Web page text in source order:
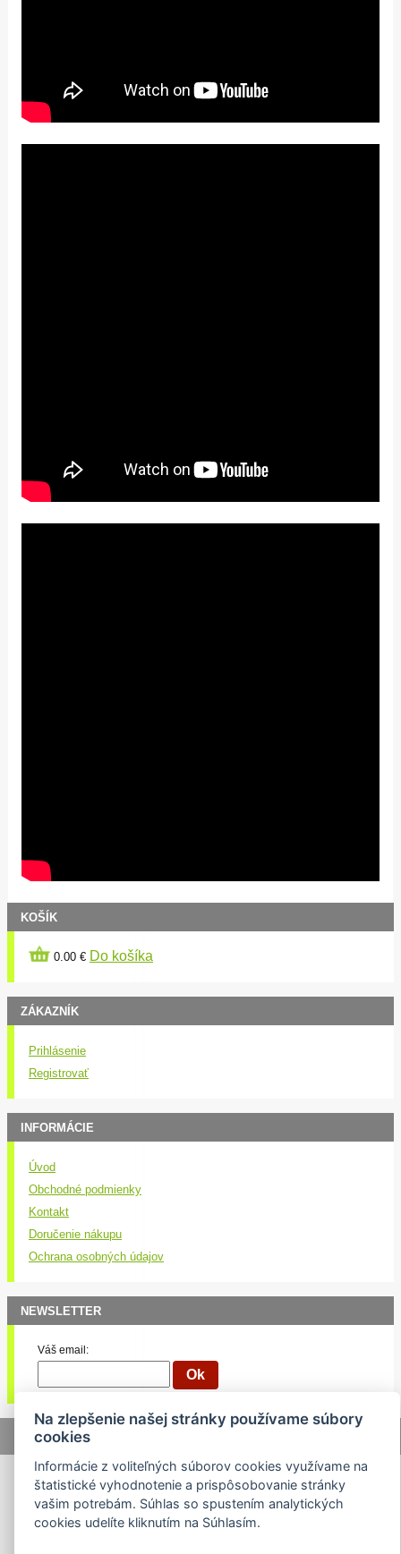
KOŠÍK
0.00 € Do košíka
ZÁKAZNÍK
Prihlásenie
Registrovať
INFORMÁCIE
Úvod
Obchodné podmienky
Kontakt
Doručenie nákupu
Ochrana osobných údajov
NEWSLETTER
Váš email:
© 2026 Lukasport.sk |
Na zlepšenie našej stránky používame súbory
cookies
Informácie z voliteľných súborov cookies využívame na
štatistické vyhodnotenie a prispôsobovanie stránky
vašim potrebám. Súhlas so spustením analytických
cookies udelíte kliknutím na Súhlasím.